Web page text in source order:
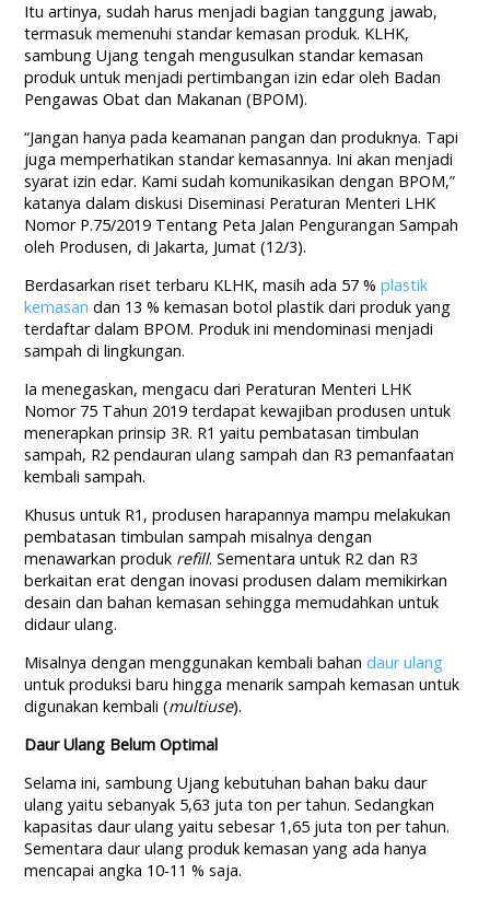
Itu artinya, sudah harus menjadi bagian tanggung jawab,
termasuk memenuhi standar kemasan produk. KLHK,
sambung Ujang tengah mengusulkan standar kemasan
produk untuk menjadi pertimbangan izin edar oleh Badan
Pengawas Obat dan Makanan (BPOM).
“Jangan hanya pada keamanan pangan dan produknya. Tapi
juga memperhatikan standar kemasannya. Ini akan menjadi
syarat izin edar. Kami sudah komunikasikan dengan BPOM,”
katanya dalam diskusi Diseminasi Peraturan Menteri LHK
Nomor P.75/2019 Tentang Peta Jalan Pengurangan Sampah
oleh Produsen, di Jakarta, Jumat (12/3).
Berdasarkan riset terbaru KLHK, masih ada 57 %plastik
kemasan dan 13 % kemasan botol plastik dari produk yang
terdaftar dalam BPOM. Produk ini mendominasi menjadi
sampah di lingkungan.
Ia menegaskan, mengacu dari Peraturan Menteri LHK
Nomor 75 Tahun 2019 terdapat kewajiban produsen untuk
menerapkan prinsip 3R. R1 yaitu pembatasan timbulan
sampah, R2 pendauran ulang sampah dan R3 pemanfaatan
kembali sampah.
Khusus untuk R1, produsen harapannya mampu melakukan
pembatasan timbulan sampah misalnya dengan
menawarkan produk refill. Sementara untuk R2 dan R3
berkaitan erat dengan inovasi produsen dalam memikirkan
desain dan bahan kemasan sehingga memudahkan untuk
didaur ulang.
Misalnya dengan menggunakan kembali bahandaur ulang
untuk produksi baru hingga menarik sampah kemasan untuk
digunakan kembali (multiuse).
Daur Ulang Belum Optimal
Selama ini, sambung Ujang kebutuhan bahan baku daur
ulang yaitu sebanyak 5,63 juta ton per tahun. Sedangkan
kapasitas daur ulang yaitu sebesar 1,65 juta ton per tahun.
Sementara daur ulang produk kemasan yang ada hanya
mencapai angka 10-11 % saja.